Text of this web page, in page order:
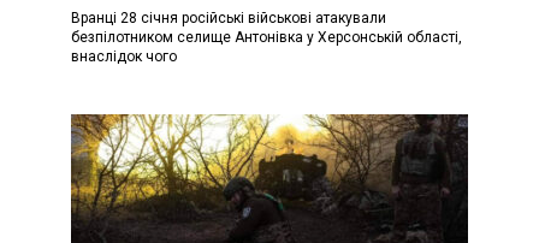
Вранці 28 січня російські військові атакували
безпілотником селище Антонівка у Херсонській області,
внаслідок чого